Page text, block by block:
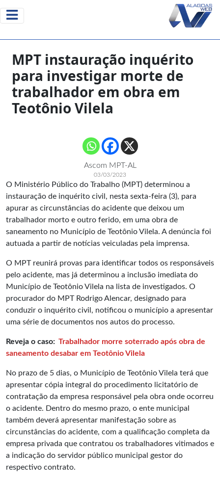
MPT instauração inquérito
para investigar morte de
trabalhador em obra em
Teotônio Vilela
Ascom MPT-AL
03/03/2023
O Ministério Público do Trabalho (MPT) determinou a
instauração de inquérito civil, nesta sexta-feira (3), para
apurar as circunstâncias do acidente que deixou um
trabalhador morto e outro ferido, em uma obra de
saneamento no Município de Teotônio Vilela. A denúncia foi
autuada a partir de notícias veiculadas pela imprensa.
O MPT reunirá provas para identificar todos os responsáveis
pelo acidente, mas já determinou a inclusão imediata do
Município de Teotônio Vilela na lista de investigados. O
procurador do MPT Rodrigo Alencar, designado para
conduzir o inquérito civil, notificou o município a apresentar
uma série de documentos nos autos do processo.
Reveja o caso: Trabalhador morre soterrado após obra de
saneamento desabar em Teotônio Vilela
No prazo de 5 dias, o Município de Teotônio Vilela terá que
apresentar cópia integral do procedimento licitatório de
contratação da empresa responsável pela obra onde ocorreu
o acidente. Dentro do mesmo prazo, o ente municipal
também deverá apresentar manifestação sobre as
circunstâncias do acidente, com a qualificação completa da
empresa privada que contratou os trabalhadores vitimados e
a indicação do servidor público municipal gestor do
respectivo contrato.